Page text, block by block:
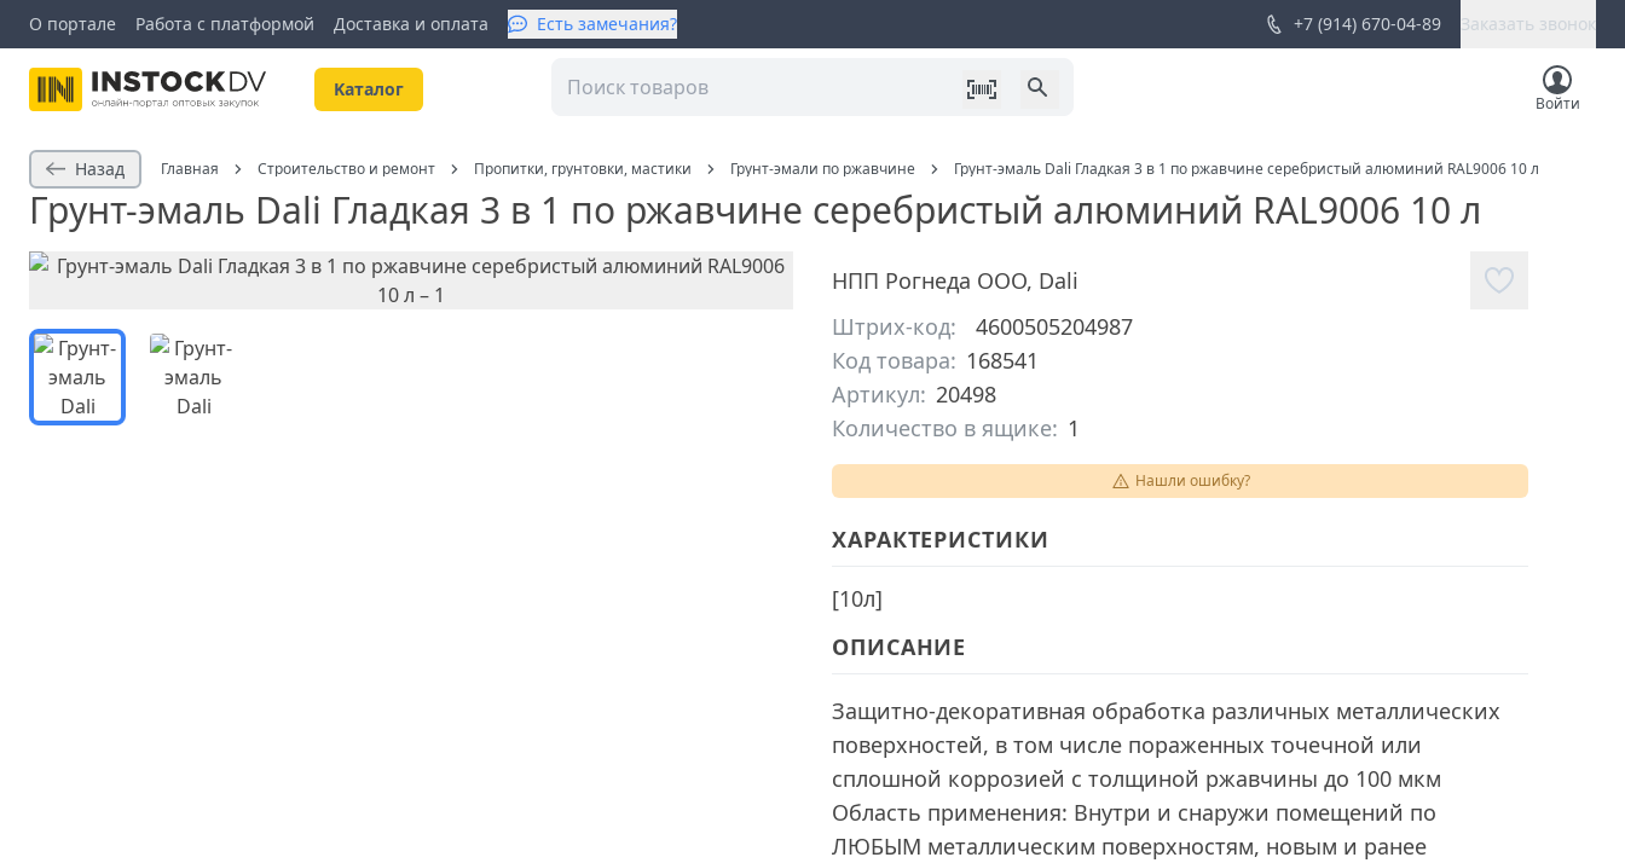
О портале Работа с платформой Доставка и оплата Есть замечания? +7 (914) 670-04-89 Заказать звонок
Kаталог
Войти
Назад Главная Строительство и ремонт Пропитки, грунтовки, мастики Грунт-эмали по ржавчине Грунт-эмаль Dali Гладкая 3 в 1 по ржавчине серебристый алюминий RAL9006 10 л
Грунт-эмаль Dali Гладкая 3 в 1 по ржавчине серебристый алюминий RAL9006 10 л
НПП Рогнеда ООО, Dali
Штрих-код:
4600505204987
Код товара: 168541
Артикул: 20498
Количество в ящике: 1
Нашли ошибку?
ХАРАКТЕРИСТИКИ
[10л]
ОПИСАНИЕ
Защитно-декоративная обработка различных металлических
поверхностей, в том числе пораженных точечной или
сплошной коррозией c толщиной ржавчины до 100 мкм
Область применения: Внутри и снаружи помещений по
ЛЮБЫМ металлическим поверхностям, новым и ранее